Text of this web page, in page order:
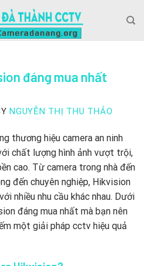
đáng mua nhất
NGUYỄN THỊ THU THẢO
thương hiệu camera an ninh
chất lượng hình ảnh vượt trội,
cao. Từ camera trong nhà đến
đến chuyên nghiệp, Hikvision
nhiều nhu cầu khác nhau. Dưới
đáng mua nhất mà bạn nên
một giải pháp cctv hiệu quả